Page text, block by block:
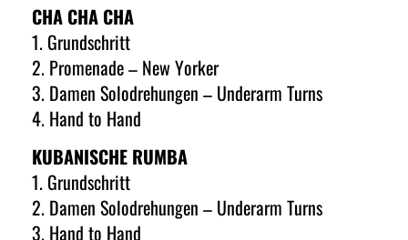
CHA CHA CHA
1. Grundschritt
2. Promenade – New Yorker
3. Damen Solodrehungen – Underarm Turns
4. Hand to Hand
KUBANISCHE RUMBA
1. Grundschritt
2. Damen Solodrehungen – Underarm Turns
3. Hand to Hand